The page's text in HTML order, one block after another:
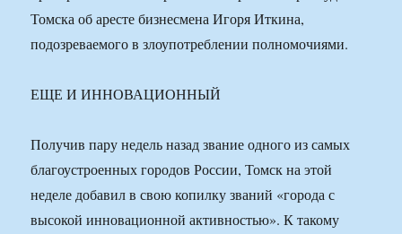
Томска об аресте бизнесмена Игоря Иткина,
подозреваемого в злоупотреблении полномочиями.
ЕЩЕ И ИННОВАЦИОННЫЙ
Получив пару недель назад звание одного из самых
благоустроенных городов России, Томск на этой
неделе добавил в свою копилку званий «города с
высокой инновационной активностью». К такому